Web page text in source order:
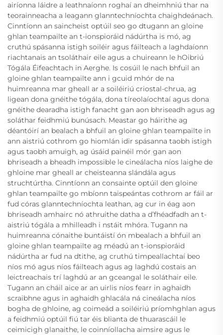
airíonna láidre a leathnaíonn roghaí an dheimhniú thar na
teorainneacha a leagann glanntechníochta chaighdeánach.
Cinntíonn an saincheist optúil seo go dtugann an gloine
ghlan teampailte an t-ionspioráid nádúrtha is mó, ag
cruthú spásanna istigh soiléir agus fáilteach a laghdaíonn
riachtanais an tsoláthair eile agus a chuireann le hOibriú
Tógála Éifeachtach in Aerghe. Is cosúil le nach bhfuil an
gloine ghlan teampailte ann i gcuid mhór de na
huimreanna mar gheall ar a soiléiriú criostal-chrua, ag
ligean dona gnéithe tógála, dona tíreolaíochtaí agus dona
gnéithe dearadha istigh fanacht gan aon bhriseadh agus ag
soláthar feidhmiú bunúsach. Meastar go háirithe ag
déantóirí an bealach a bhfuil an gloine ghlan teampailte in
ann aistriú cothrom go hiomlán idir spásanna taobh istigh
agus taobh amuigh, ag úsáid painéil mór gan aon
bhriseadh a bheadh impossible le cineálacha níos laighe de
ghloine mar gheall ar cheisteanna slándála agus
struchtúrtha. Cinntíonn an consainte optúil den gloine
ghlan teampailte go mbíonn taispeántas cothrom ar fáil ar
fud córas glanntechníochta leathan, ag cur in éag aon
bhriseadh amhairc nó athruithe datha a d’fhéadfadh an t-
aistriú tógála a mhilleadh i nstáit mhóra. Tugann na
huimreanna cónaithe buntáistí ón mbealach a bhfuil an
gloine ghlan teampailte ag méadú an t-ionspioráid
nádúrtha ar fud na dtithe, ag cruthú timpeallachtaí beo
níos mó agus níos fáilteach agus ag laghdú costais an
leictreachais trí laghdú ar an gceangal le soláthair eile.
Tugann an cháil aice ar an uirlis níos fearr in aghaidh
scraibhne agus in aghaidh ghlacála ná cineálacha níos
bogha de ghloine, ag coimeád a soiléiriú príomhghlan agus
a feidhmiú optúil fiú tar éis blianta de thuarascáil le
ceimicigh glanaithe, le coinníollacha aimsire agus le